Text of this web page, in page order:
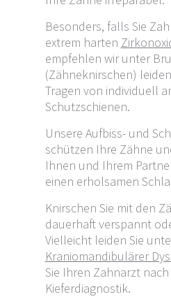
Besonders, falls Sie
extrem harten
empfehlen wir unter
(Zähneknirschen)
Tragen von individuell
Schutzschienen.
Unsere Aufbiss- und
schützen Ihre Zähne
Ihnen und Ihrem
einen erholsamen
Knirschen Sie mit den
dauerhaft verspannt
Vielleicht leiden Sie
Kraniomandibulärer
Sie Ihren Zahnarzt nach
Kieferdiagnostik.